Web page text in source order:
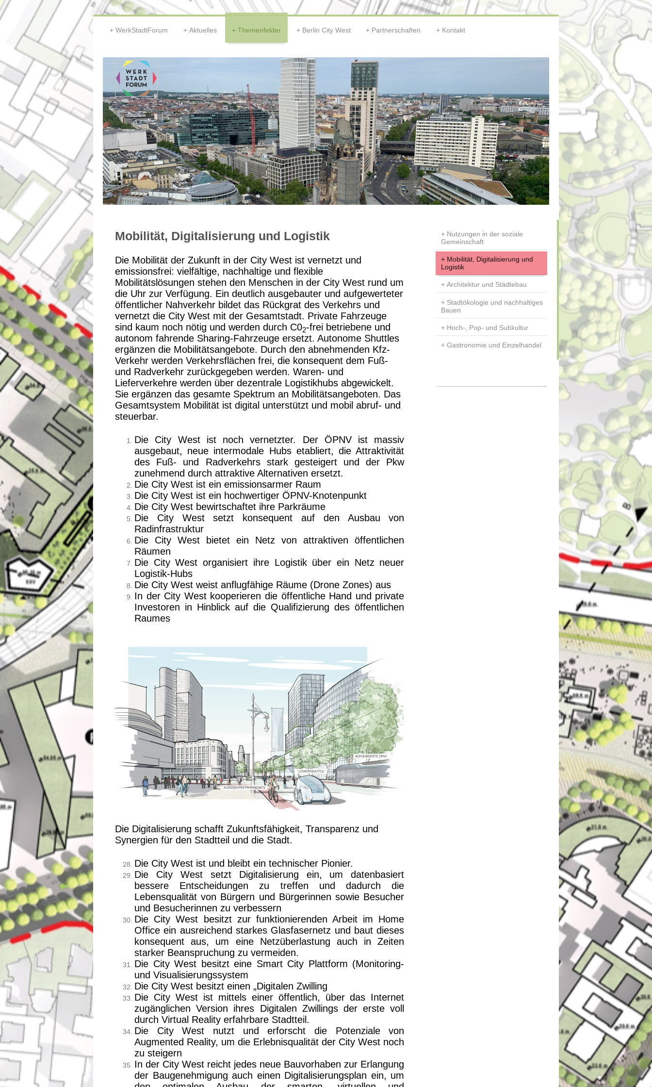
WerkStadtForum Aktuelles Themenfelder Berlin City West Partnerschaften Kontakt
Mobilität, Digitalisierung und Logistik
Die Mobilität der Zukunft in der City West ist vernetzt und
emissionsfrei: vielfältige, nachhaltige und flexible
Mobilitätslösungen stehen den Menschen in der City West rund um
die Uhr zur Verfügung. Ein deutlich ausgebauter und aufgewerteter
öffentlicher Nahverkehr bildet das Rückgrat des Verkehrs und
vernetzt die City West mit der Gesamtstadt. Private Fahrzeuge
sind kaum noch nötig und werden durch C02-frei betriebene und
autonom fahrende Sharing-Fahrzeuge ersetzt. Autonome Shuttles
ergänzen die Mobilitätsangebote. Durch den abnehmenden Kfz-
Verkehr werden Verkehrsflächen frei, die konsequent dem Fuß-
und Radverkehr zurückgegeben werden. Waren- und
Lieferverkehre werden über dezentrale Logistikhubs abgewickelt.
Sie ergänzen das gesamte Spektrum an Mobilitätsangeboten. Das
Gesamtsystem Mobilität ist digital unterstützt und mobil abruf- und
steuerbar.
Die City West ist noch vernetzter. Der ÖPNV ist massiv
ausgebaut, neue intermodale Hubs etabliert, die Attraktivität
des Fuß- und Radverkehrs stark gesteigert und der Pkw
zunehmend durch attraktive Alternativen ersetzt.
Die City West ist ein emissionsarmer Raum
Die City West ist ein hochwertiger ÖPNV-Knotenpunkt
Die City West bewirtschaftet ihre Parkräume
Die City West setzt konsequent auf den Ausbau von
Radinfrastruktur
Die City West bietet ein Netz von attraktiven öffentlichen
Räumen
Die City West organisiert ihre Logistik über ein Netz neuer
Logistik-Hubs
Die City West weist anflugfähige Räume (Drone Zones) aus
In der City West kooperieren die öffentliche Hand und private
Investoren in Hinblick auf die Qualifizierung des öffentlichen
Raumes
Die Digitalisierung schafft Zukunftsfähigkeit, Transparenz und
Synergien für den Stadtteil und die Stadt.
Die City West ist und bleibt ein technischer Pionier.
Die City West setzt Digitalisierung ein, um datenbasiert
bessere Entscheidungen zu treffen und dadurch die
Lebensqualität von Bürgern und Bürgerinnen sowie Besucher
und Besucherinnen zu verbessern
Die City West besitzt zur funktionierenden Arbeit im Home
Office ein ausreichend starkes Glasfasernetz und baut dieses
konsequent aus, um eine Netzüberlastung auch in Zeiten
starker Beanspruchung zu vermeiden.
Die City West besitzt eine Smart City Plattform (Monitoring-
und Visualisierungssystem
Die City West besitzt einen „Digitalen Zwilling
Die City West ist mittels einer öffentlich, über das Internet
zugänglichen Version ihres Digitalen Zwillings der erste voll
durch Virtual Reality erfahrbare Stadtteil.
Die City West nutzt und erforscht die Potenziale von
Augmented Reality, um die Erlebnisqualität der City West noch
zu steigern
In der City West reicht jedes neue Bauvorhaben zur Erlangung
der Baugenehmigung auch einen Digitalisierungsplan ein, um
Nutzungen in der soziale
Gemeinschaft
Mobilität, Digitalisierung und
Logistik
Architektur und Städtebau
Stadtökologie und nachhaltiges
Bauen
Hoch-, Pop- und Subkultur
Gastronomie und Einzelhandel